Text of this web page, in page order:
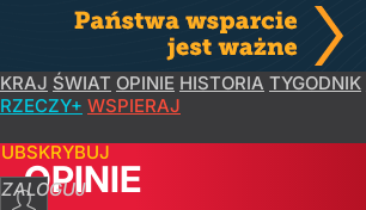
KRAJ ŚWIAT OPINIE HISTORIA TYGODNIK
RZECZY+ WSPIERAJ
ZALOGUJ
OPINIE